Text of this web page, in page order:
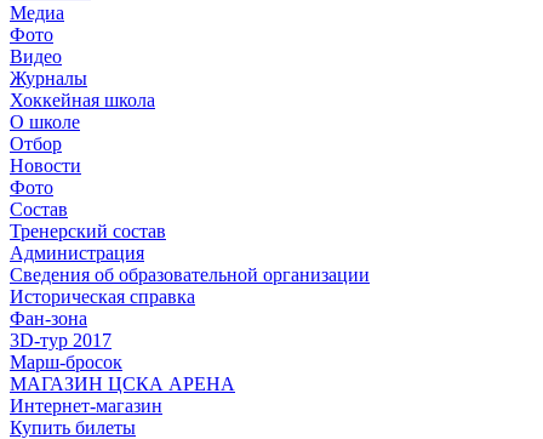
Медиа
Фото
Видео
Журналы
Хоккейная школа
О школе
Отбор
Новости
Фото
Состав
Тренерский состав
Администрация
Сведения об образовательной организации
Историческая справка
Фан-зона
3D-тур 2017
Марш-бросок
МАГАЗИН ЦСКА АРЕНА
Интернет-магазин
Купить билеты